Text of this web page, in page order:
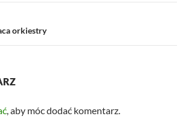
orkiestry
, aby móc dodać komentarz.